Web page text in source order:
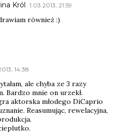
Król 1.03.2013, 21:59
również :)
14:38
ale chyba ze 3 razy
Bardzo mnie on urzekł.
aktorska młodego DiCaprio
Reasumując, rewelacyjna,